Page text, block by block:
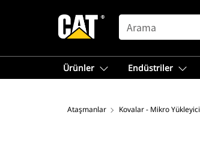
SEARCH
Ürünler Endüstriler
Ataşmanlar Kovalar - Mikro Yükleyici